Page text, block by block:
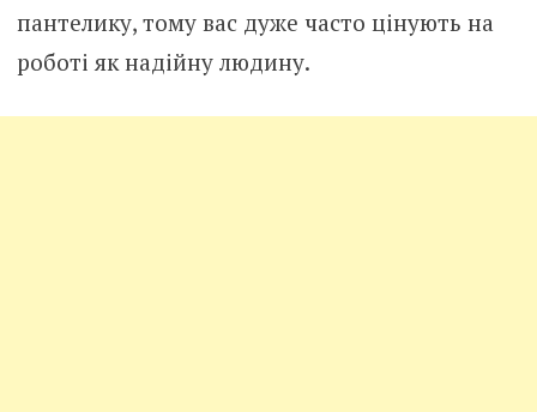
пантелику, тому вас дуже часто цінують на
роботі як надійну людину.